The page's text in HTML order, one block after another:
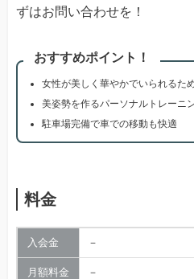
ずはお問い合わせを！
おすすめポイント！
女性が美しく華やかでいられるた
美姿勢を作るパーソナルトレーニ
駐車場完備で車での移動も快適
料金
入会金 －
月額料金 －